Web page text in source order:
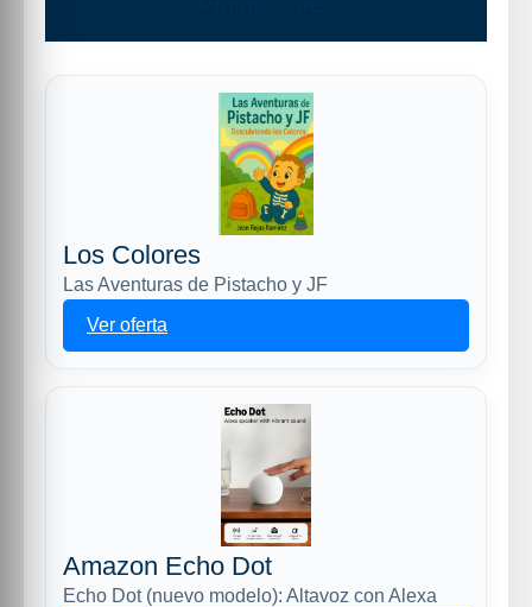
Los Colores
Las Aventuras de Pistacho y JF
Ver oferta
Amazon Echo Dot
Echo Dot (nuevo modelo): Altavoz con Alexa